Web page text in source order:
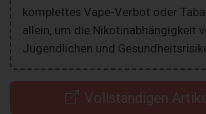
komplettes Vape-Verbot oder
allein, um die Nikotinabhängigkeit
Jugendlichen und
Vollständigen